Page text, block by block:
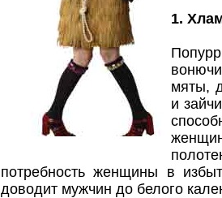
1.
мяты,
и
потребность женщины в
доводит мужчин до белого